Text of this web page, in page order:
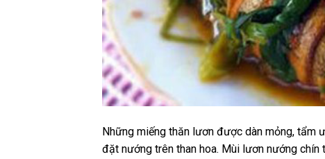
Những miếng thăn lươn được dàn mỏng,
đặt nướng trên than hoa. Mùi lươn nướng